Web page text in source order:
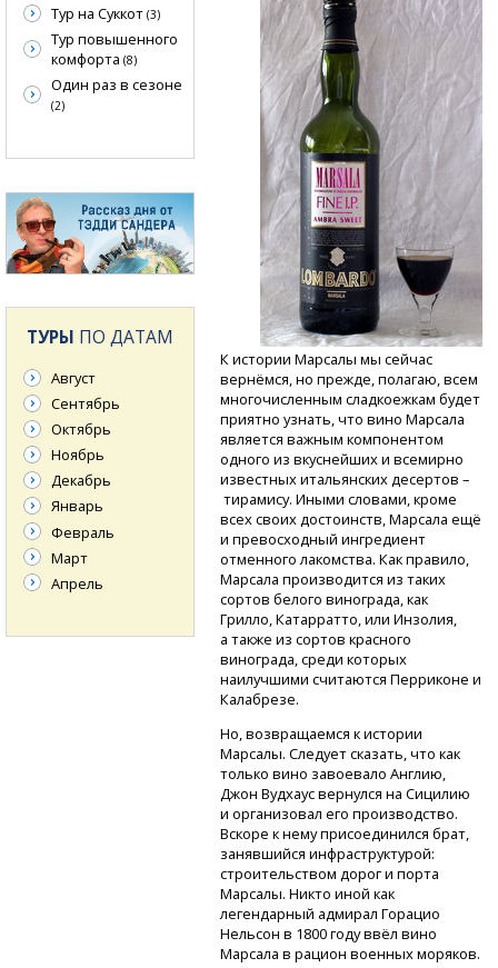
К истории Марсалы мы сейчас
вернёмся, но прежде, полагаю, всем
многочисленным сладкоежкам будет
приятно узнать, что вино Марсала
является важным компонентом
одного из вкуснейших и всемирно
известных итальянских десертов –
тирамису. Иными словами, кроме
всех своих достоинств, Марсала ещё
и превосходный ингредиент
отменного лакомства. Как правило,
Марсала производится из таких
сортов белого винограда, как
Грилло, Катарратто, или Инзолия,
а также из сортов красного
винограда, среди которых
наилучшими считаются Перриконе и
Калабрезе.
Но, возвращаемся к истории
Марсалы. Следует сказать, что как
только вино завоевало Англию,
Джон Вудхаус вернулся на Сицилию
и организовал его производство.
Вскоре к нему присоединился брат,
занявшийся инфраструктурой:
строительством дорог и порта
Марсалы. Никто иной как
легендарный адмирал Горацио
Нельсон в 1800 году ввёл вино
Марсала в рацион военных моряков.
Тур на Суккот (3)
Тур повышенного
комфорта (8)
Один раз в сезоне
(2)
ТУРЫ ПО ДАТАМ
Август
Сентябрь
Октябрь
Ноябрь
Декабрь
Январь
Февраль
Март
Апрель